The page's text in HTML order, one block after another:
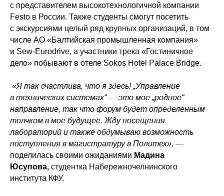
с представителем высокотехнологичной компании
Festo в России. Также студенты смогут посетить
с экскурсиями целый ряд крупных организаций, в том
числе АО «Балтийская промышленная компания»
и Sew-Eurodrive, а участники трека «Гостиничное
дело» побывают в отеле Sokos Hotel Palace Bridge.
«Я так счастлива, что я здесь! „Управление
в технических системах“ — это мое „родное“
направление, так что форум будет определенным
толчком в мое будущее. Жду посещения
лабораторий и также обдумываю возможность
поступления в магистратуру в Политех», —
поделилась своими ожиданиями Мадина
Юсупова, студентка Набережночелнинского
института КФУ.